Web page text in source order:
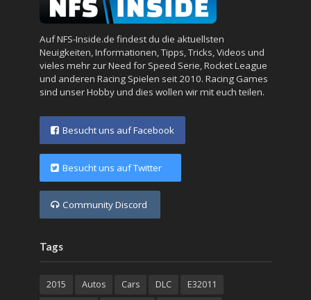
Auf NFS-Inside.de findest du die aktuellsten
Neuigkeiten, Informationen, Tipps, Tricks, Videos und
vieles mehr zur Need for Speed Serie, Rocket League
und anderen Racing Spielen seit 2010. Racing Games
sind unser Hobby und dies wollen wir mit euch teilen.
Besucht uns auf Facebook
Besucht uns auf Twitter
Community Discord
Tags
2015 Autos Cars DLC
E32011